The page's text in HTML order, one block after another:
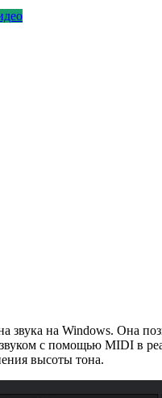
на Windows. Она
с помощью MIDI в
высоты тона.